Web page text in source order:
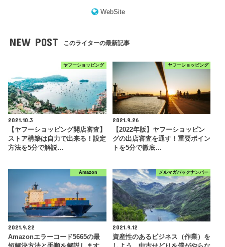
WebSite
NEW POST このライターの最新記事
ヤフーショッピング
2021.10.3
【ヤフーショッピング開店審査】
ストア構築は自力で出来る！設定
方法を5分で解説…
ヤフーショッピング
2021.9.26
【2022年版】ヤフーショッピン
グの出店審査を通す！重要ポイン
トを5分で徹底…
Amazon
2021.9.22
Amazonエラーコード5665の最
メルマガバックナンバー
2021.9.12
資産性のあるビジネス（作業）を